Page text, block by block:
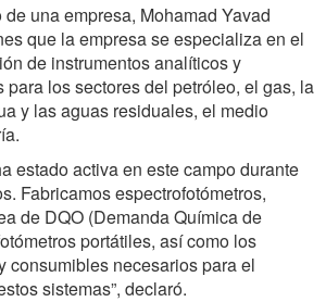
una empresa, Mohamad Yavad
que la empresa se especializa en el
de instrumentos analíticos y
para los sectores del petróleo, el gas, la
y las aguas residuales, el medio
estado activa en este campo durante
Fabricamos espectrofotómetros,
de DQO (Demanda Química de
portátiles, así como los
consumibles necesarios para el
sistemas”, declaró.